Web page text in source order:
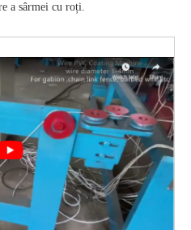
a sârmei cu roți.